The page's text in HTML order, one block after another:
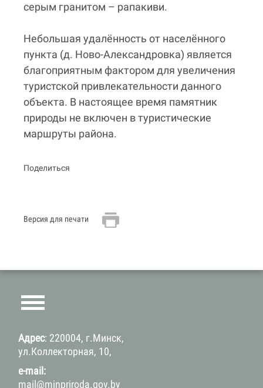
серым гранитом – рапакиви.
Небольшая удалённость от населённого
пункта (д. Ново-Александровка) является
благоприятным фактором для увеличения
туристской привлекательности данного
объекта. В настоящее время памятник
природы не включен в туристические
маршруты района.
Поделиться
Версия для печати
Адрес: 220004, г.Минск,
ул.Коллекторная, 10,
e-mail:
mail@minpriroda.gov.by